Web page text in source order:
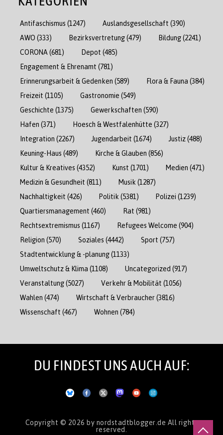
Antifaschismus (1247) Auslandsgesellschaft (390)
AWO (333) Bezirksvertretung(479) Bildung(2241)
CORONA (681) Depot (485)
Engagement & Ehrenamt (781)
Erinnerungsarbeit & Gedenken (589) Flora & Fauna (384)
Freizeit (1105) Gastronomie (549)
Geschichte (1375) Gewerkschaften (590)
Hafen (371) Hoesch & Westfalenhütte (327)
Integration (2267) Jugendarbeit (1674) Justiz(488)
Keuning-Haus (489) Kirche & Glauben (856)
Kultur & Kreatives (4352) Kunst (1701) Medien (471)
Medizin & Gesundheit (811) Musik (1287)
Nachhaltigkeit (426) Politik (5381) Polizei (1239)
Quartiersmanagement (460) Rat (981)
Rechtsextremismus (1167) Refugees Welcome (904)
Religion (570) Soziales (4442) Sport (757)
Stadtentwicklung & -planung(1133)
Umweltschutz & Klima (1108) Uncategorized (917)
Veranstaltung(5027) Verkehr & Mobilität (1056)
Wahlen (474) Wirtschaft & Verbraucher(3816)
Wissenschaft (467) Wohnen (784)
DU FINDEST UNS AUCH AUF:
Copyright © 2026 by nordstadtblogger.de All rights
reserved.